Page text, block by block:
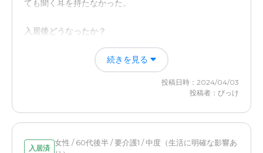
ても聞く耳を持たなかった。
入居後どうなったか？
介護施設から外に出ることがなくなり、転倒しても施設の
方が対応してくださるので安心できた。面会もできたが、
コロナでなかなかあえなくなった。
続きを見る
投稿日時：2024/04/03
投稿者：びっけ
入居済
女性 / 60代後半 / 要介護1 / 中度（生活に明確な影響あ